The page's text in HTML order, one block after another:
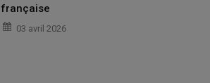
française
03 avril 2026